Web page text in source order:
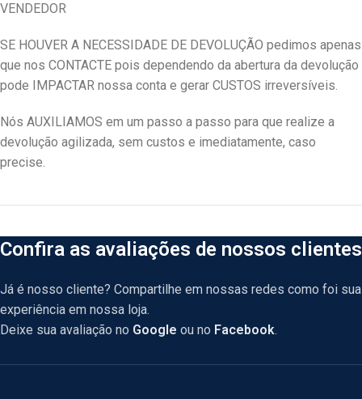
VENDEDOR
SE HOUVER A NECESSIDADE DE DEVOLUÇÃO pedimos apenas
que nos CONTACTE pois dependendo da abertura da devolução
pode IMPACTAR nossa conta e gerar CUSTOS irreversíveis.
Nós AUXILIAMOS em um passo a passo para que realize a
devolução agilizada, sem custos e imediatamente, caso
precise.
Confira as avaliações de nossos clientes
Já é nosso cliente? Compartilhe em nossas redes como foi sua
experiência em nossa loja.
Deixe sua avaliação no Google ou no Facebook.